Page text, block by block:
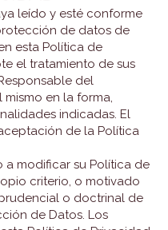
leído y esté conforme
de datos de
esta Política de
el tratamiento de sus
del
en la forma,
indicadas. El
de la Política
a modificar su Política de
criterio, o motivado
o doctrinal de
de Datos. Los